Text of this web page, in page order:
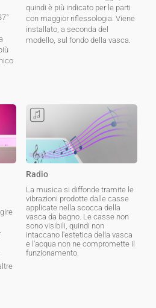
quindi è più indicato per le parti
con maggior riflessologia. Viene
installato, a seconda del
modello, sul fondo della vasca.
Radio
La musica si diffonde tramite le
vibrazioni prodotte dalle casse
applicate nella scocca della
vasca da bagno. Le casse non
sono visibili, quindi non
intaccano l'estetica della vasca
e l'acqua non ne compromette il
funzionamento.